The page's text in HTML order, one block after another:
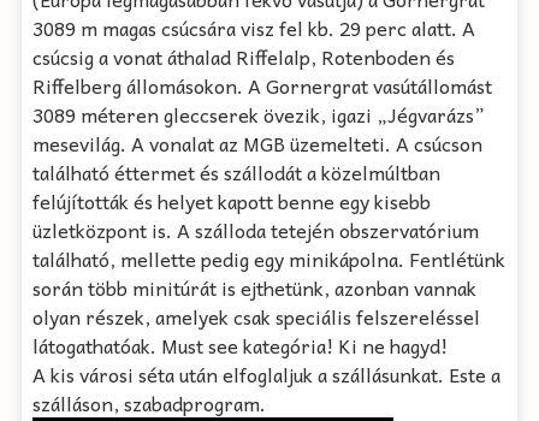
3089 m magas csúcsára visz fel kb. 29 perc alatt. A
csúcsig a vonat áthalad Riffelalp, Rotenboden és
Riffelberg állomásokon. A Gornergrat vasútállomást
3089 méteren gleccserek övezik, igazi „Jégvarázs”
mesevilág. A vonalat az MGB üzemelteti. A csúcson
található éttermet és szállodát a közelmúltban
felújították és helyet kapott benne egy kisebb
üzletközpont is. A szálloda tetején obszervatórium
található, mellette pedig egy minikápolna. Fentlétünk
során több minitúrát is ejthetünk, azonban vannak
olyan részek, amelyek csak speciális felszereléssel
látogathatóak. Must see kategória! Ki ne hagyd!
A kis városi séta után elfoglaljuk a szállásunkat. Este a
szálláson, szabadprogram.